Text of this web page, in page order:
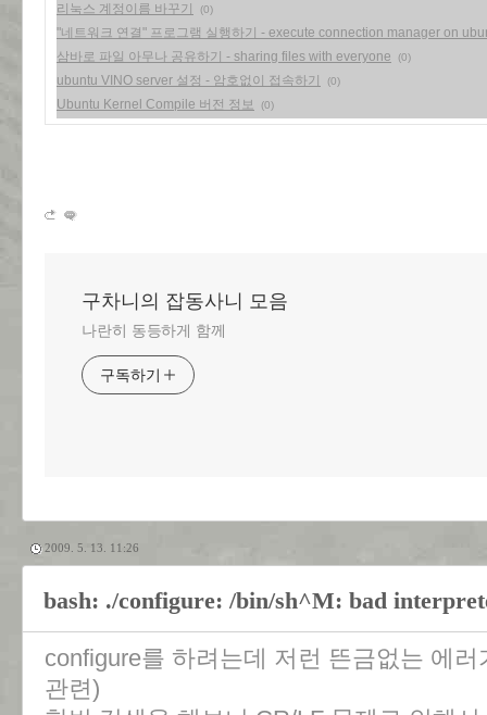
리눅스 계정이름 바꾸기 (0)
"네트워크 연결" 프로그램 실행하기 - execute connection manager on
삼바로 파일 아무나 공유하기 - sharing files with everyone
(0)
ubuntu VINO server 설정 - 암호없이 접속하기 (0)
Ubuntu Kernel Compile 버전 정보 (0)
구차니의 잡동사니 모음
나란히 동등하게 함께
구독하기
2009. 5. 13. 11:26
bash: ./configure: /bin/sh^M: bad
configure를 하려는데 저런 뜬금없는 에
관련)